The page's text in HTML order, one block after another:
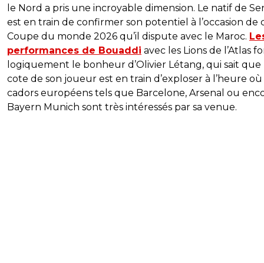
le Nord a pris une incroyable dimension. Le natif de
est en train de confirmer son potentiel à l’occasion de
Coupe du monde 2026 qu’il dispute avec le Maroc.
performances de Bouaddi avec les Lions de l’Atlas
logiquement le bonheur d’Olivier Létang, qui sait que
cote de son joueur est en train d’exploser à l’heure où
cadors européens tels que Barcelone, Arsenal ou
Bayern Munich sont très intéressés par sa venue.